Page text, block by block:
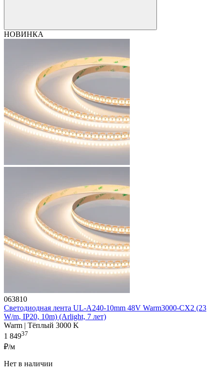
НОВИНКА
063810
Светодиодная лента UL-A240-10mm 48V Warm3000-CX2 (23
W/m, IP20, 10m) (Arlight, 7 лет)
Warm | Тёплый 3000 K
1 84937
₽/м
Нет в наличии